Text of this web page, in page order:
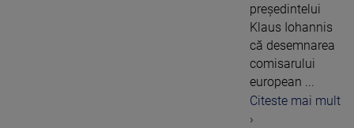
preşedintelui
Klaus Iohannis
că desemnarea
comisarului
european ...
Citeste mai mult
›